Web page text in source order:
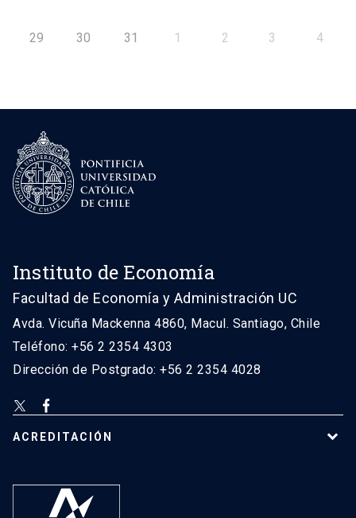
29 30 31 1 2 3 4
Instituto de Economía
Facultad de Economía y Administración UC
Avda. Vicuña Mackenna 4860, Macul. Santiago, Chile
Teléfono: +56 2 2354 4303
Dirección de Postgrado: +56 2 2354 4028
ACREDITACIÓN